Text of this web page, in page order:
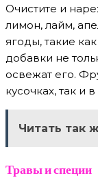
Очистите и
лимон, лайм,
ягоды, такие
добавки не
освежат его.
кусочках, так и
Читать так
Травы и специи